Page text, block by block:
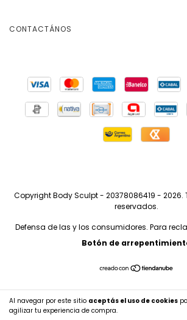
Al navegar por este sitio aceptás el uso de cookies
agilizar tu experiencia de compra.
CONTACTÁNOS
Copyright Body Sculpt - 20378086419 - 2026.
reservados.
Defensa de las y los consumidores. Para
Botón de